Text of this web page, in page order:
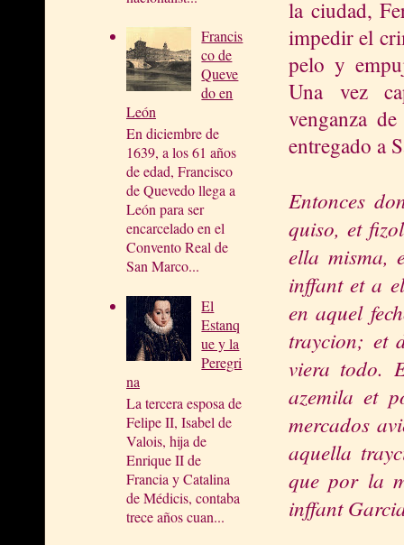
Francis
co de
Queve
do en
León
En diciembre de
1639, a los 61 años
de edad, Francisco
de Quevedo llega a
León para ser
encarcelado en el
Convento Real de
San Marco...
El
Estanq
ue y la
Peregri
na
La tercera esposa de
Felipe II, Isabel de
Valois, hija de
Enrique II de
Francia y Catalina
de Médicis, contaba
trece años cuan...
la ciudad,
impedir el
pelo y
Una vez
venganza
entregado a
Entonces
quiso, et
ella misma,
inffant et a
en aquel
traycion; et
viera todo.
azemila et
mercados
aquella
que por la
inffant